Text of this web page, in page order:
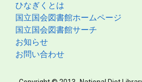
ひなぎくとは
国立国会図書館ホームページ
国立国会図書館サーチ
お知らせ
お問い合わせ